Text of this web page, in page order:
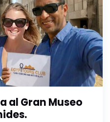
al Gran Museo